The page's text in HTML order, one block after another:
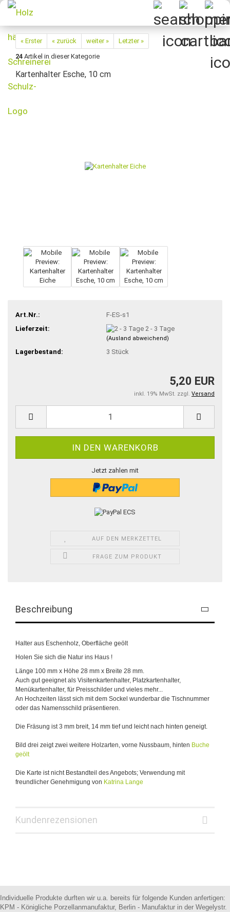
« Erster « zurück weiter »
Letzter »
24 Artikel in dieser Kategorie
Kartenhalter Esche, 10 cm
Art.Nr.:
F-ES-s1
Lieferzeit:
2 - 3 Tage
(Ausland abweichend)
Lagerbestand: 3 Stück
5,20 EUR
inkl. 19% MwSt. zzgl. Versand
Jetzt zahlen mit
AUF DEN MERKZETTEL
FRAGE ZUM PRODUKT
Beschreibung
Halter aus Eschenholz, Oberfläche geölt
Holen Sie sich die Natur ins Haus !
Länge 100 mm x Höhe 28 mm x Breite 28 mm.
Auch gut geeignet als Visitenkartenhalter, Platzkartenhalter,
Menükartenhalter, für Preisschilder und vieles mehr...
An Hochzeiten lässt sich mit dem Sockel wunderbar die Tischnummer
oder das Namensschild präsentieren.
Die Fräsung ist 3 mm breit, 14 mm tief und leicht nach hinten geneigt.
Bild drei zeigt zwei weitere Holzarten, vorne Nussbaum, hinten Buche
geölt
Die Karte ist nicht Bestandteil des Angebots; Verwendung mit
freundlicher Genehmigung von Katrina Lange
Kundenrezensionen
Individuelle Produkte durften wir u.a. bereits für folgende Kunden anfertigen:
KPM - Königliche Porzellanmanufaktur, Berlin - Manufaktur in der Wegelystr.